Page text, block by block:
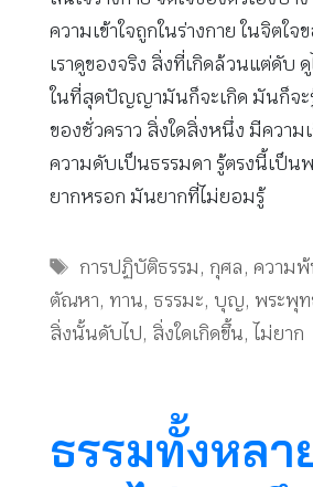
ความเข้าใจถูกในร่างกาย ในจิตใจ
เราดูของจริง สิ่งที่เกิดล้วนแต่ดับ ดู
ในที่สุดปัญญามันก็จะเกิด มันก็จะ
ของชั่วคราว สิ่งใดสิ่งหนึ่ง มีควา
ความดับเป็นธรรมดา รู้ตรงนี้เป็น
ยากหรอก มันยากที่ไม่ยอมรู้
Tags
การปฏิบัติธรรม, กุศล,ความ
ตัณหา, ทาน, ธรรมะ, บุญ, พระพุท
สิ่งนั้นดับไป, สิ่งใดเกิดขึ้น, ไม่ยาก
ธรรมทั้งหลา